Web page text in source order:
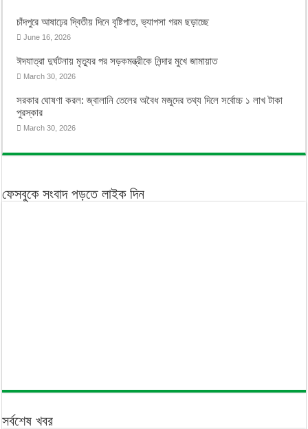
চাঁদপুরে আষাঢ়ের দ্বিতীয় দিনে বৃষ্টিপাত, ভ্যাপসা গরম ছড়াচ্ছে
June 16, 2026
ঈদযাত্রা দুর্ঘটনায় মৃত্যুর পর সড়কমন্ত্রীকে নিন্দার মুখে জামায়াত
March 30, 2026
সরকার ঘোষণা করল: জ্বালানি তেলের অবৈধ মজুদের তথ্য দিলে সর্বোচ্চ ১ লাখ টাকা
পুরস্কার
March 30, 2026
ফেসবুকে সংবাদ পড়তে লাইক দিন
সর্বশেষ খবর